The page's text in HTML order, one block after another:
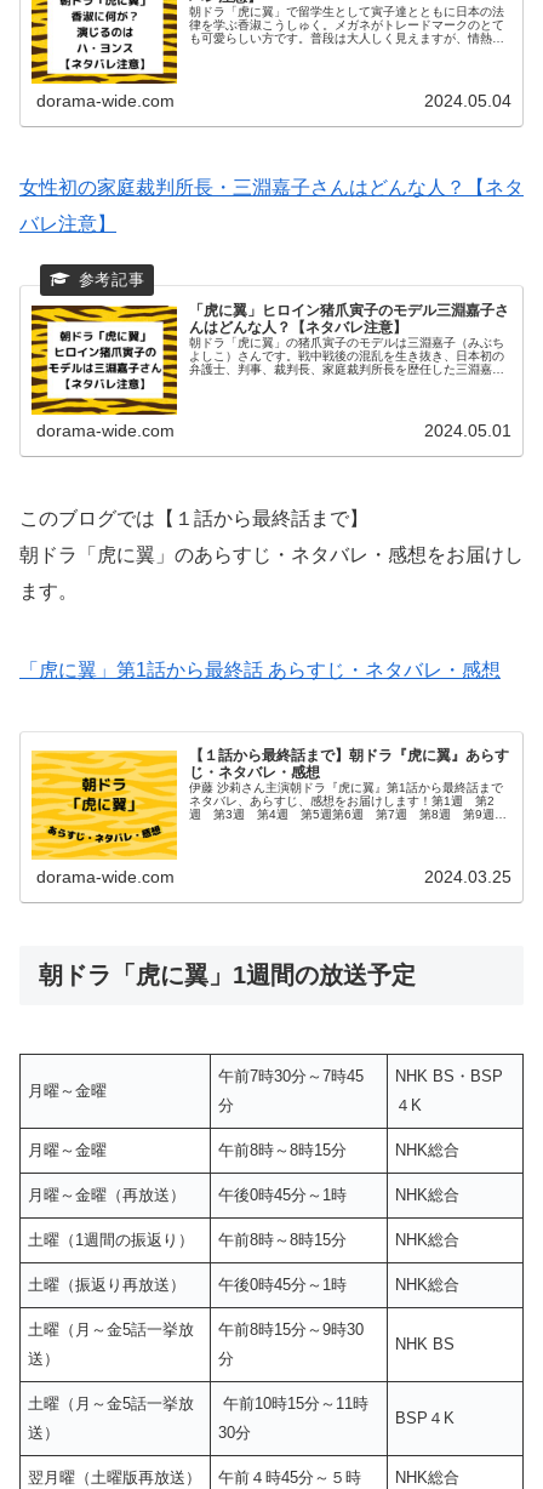
朝ドラ「虎に翼」で留学生として寅子達とともに日本の法
律を学ぶ香淑こうしゅく。メガネがトレードマークのとて
も可愛らしい方です。普段は大人しく見えますが、情熱的
dorama-wide.com 2024.05.04
女性初の家庭裁判所長・三淵嘉子さんはどんな人？【ネタ
バレ注意】
「虎に翼」ヒロイン猪爪寅子のモデル三淵嘉子さ
んはどんな人？【ネタバレ注意】
朝ドラ「虎に翼」の猪爪寅子のモデルは三淵嘉子（みぶち
よしこ）さんです。戦中戦後の混乱を生き抜き、日本初の
弁護士、判事、裁判長、家庭裁判所長を歴任した三淵嘉子
dorama-wide.com 2024.05.01
このブログでは【１話から最終話まで】
朝ドラ「虎に翼」のあらすじ・ネタバレ・感想をお届けし
ます。
「虎に翼」第1話から最終話 あらすじ・ネタバレ・感想
【１話から最終話まで】朝ドラ『虎に翼』あらす
じ・ネタバレ・感想
伊藤 沙莉さん主演朝ドラ『虎に翼』第1話から最終話まで
ネタバレ、あらすじ、感想をお届けします！第1週 第2
週 第3週 第4週 第5週第6週 第7週 第8週 第9週
dorama-wide.com 2024.03.25
朝ドラ「虎に翼」1週間の放送予定
月曜～金曜
午前7時30分～7時45
分
NHK BS・BSP
４K
月曜～金曜 午前8時～8時15分 NHK総合
月曜～金曜（再放送） 午後0時45分～1時 NHK総合
土曜（1週間の振返り） 午前8時～8時15分 NHK総合
土曜（振返り再放送） 午後0時45分～1時 NHK総合
土曜（月～金5話一挙放
送）
午前8時15分～9時30
分
NHK BS
土曜（月～金5話一挙放
送）
午前10時15分～11時
30分
BSP４K
翌月曜（土曜版再放送） 午前４時45分～５時 NHK総合